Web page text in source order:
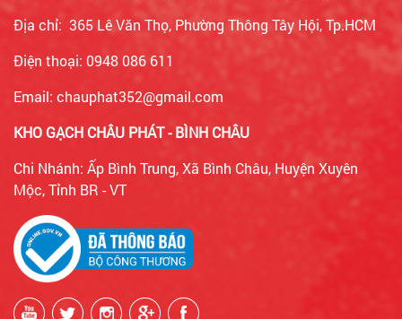
Địa chỉ: 365 Lê Văn Thọ, Phường Thông Tây Hội, Tp.HCM
Điện thoại: 0948 086 611
Email: chauphat352@gmail.com
KHO GẠCH CHÂU PHÁT - BÌNH CHÂU
Chi Nhánh: Ấp Bình Trung, Xã Bình Châu, Huyện Xuyên
Mộc, Tỉnh BR - VT